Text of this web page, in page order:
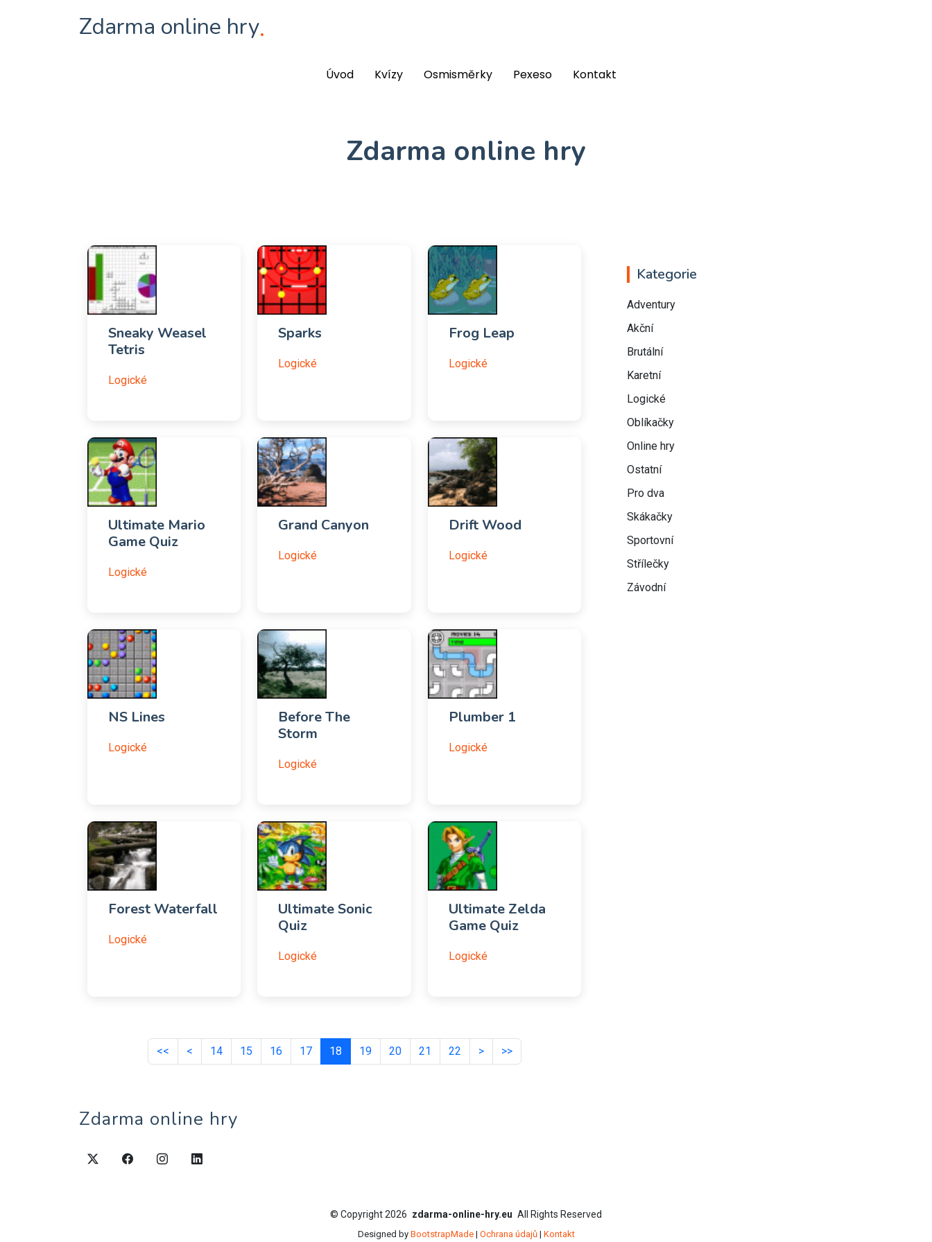
Zdarma online hry.
Úvod Kvízy Osmisměrky Pexeso Kontakt
Zdarma online hry
Sneaky Weasel
Tetris
Logické
Sparks
Logické
Frog Leap
Logické
Ultimate Mario
Game Quiz
Logické
Grand Canyon
Logické
Drift Wood
Logické
NS Lines
Logické
Before The
Storm
Logické
Plumber 1
Logické
Forest Waterfall
Logické
Ultimate Sonic
Quiz
Logické
Ultimate Zelda
Game Quiz
Logické
<< < 14 15 16 17 18 19 20 21 22 > >>
Kategorie
Adventury
Akční
Brutální
Karetní
Logické
Oblíkačky
Online hry
Ostatní
Pro dva
Skákačky
Sportovní
Střílečky
Závodní
Zdarma online hry
© Copyright2026 zdarma-online-hry.eu All Rights Reserved
Designed by BootstrapMade| Ochrana údajů| Kontakt